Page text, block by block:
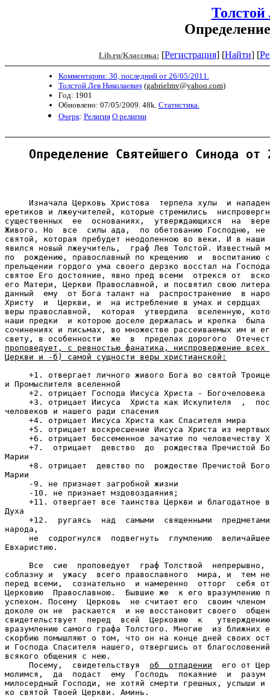
Lib.ru/Классика: [Регистрация] [Найти] [
Комментарии: 30, последний от 26/05/2011.
Толстой Лев Николаевич (gabrielmv@yahoo.com)
Год: 1901
Обновлено: 07/05/2009. 48k. Статистика.
Очерк: Религия О религии
Определение Святейшего Синода
Изначала Церковь Христова  терпела хулы  и
еретиков и лжеучителей, которые стремились
существенных  ее  основаниях,  утверждающихся  на
Живого. Но  все  силы ада,  по обетованию Господню, не
святой, которая пребудет неодоленною во веки. И в наши
явился новый лжеучитель,  граф Лев Толстой. Известный
по  рождению, православный по крещению  и  воспитанию
прельщении гордого ума своего дерзко восстал на
святое Его достояние, явно пред всеми  отрекся от
его Матери, Церкви Православной, и посвятил свою
данный  ему  от Бога талант на  распространение  в
Христу  и  Церкви, и  на истребление в умах и сердцах
веры православной,  которая  утвердила  вселенную,
наши предки  и которою доселе держалась и крепка
сочинениях и письмах, во множестве рассеиваемых им и
свету, в особенности  же  в  пределах дорогого
проповедует, с ревностью фанатика, ниспровержение всех
Церкви и -б) самой сущности веры христианской:
+1. отвергает личного живого Бога во святой
и Промыслителя вселенной
     +2. отрицает Господа Иисуса Христа - Богочеловека
+3. отрицает Иисуса  Христа как Искупителя  ,
человеков и нашего ради спасения
     +4. отрицает Иисуса Христа как Спасителя мира
     +5. отрицает воскресшение Иисуса Христа из мертвых
+6. отрицает бессеменное зачатие по человечеству
+7.  отрицает  девство  до  рождества Пречистой
Марии
+8. отрицает  девство по  рождестве Пречистой
Марии
     -9. не признает загробной жизни
     -10. не признает мздовоздаяния;
+11. отвергает все таинства Церкви и благодатное
Духа
+12.  ругаясь  над  самыми  священными
народа,
не  содрогнулся  подвегнуть  глумлению
Евхаристию.
Все  сие  проповедует  граф Толствой  непрерывно,
соблазну и  ужасу  всего православного  мира, и  тем
перед всеми,  сознательно  и намеренно  отторг  себя
Церковию  Православною.  Бывшие же  к его вразумлению
успехом. Посему  Церковь  не считает его  своим
доколе он не  раскается  и не восстановит своего
свидетельствует  перед  всей  Церковию  к
вразумлению самого графа Толстого. Многие  из ближних
скорбию помышляют о том, что он на конце дней своих
и Господа Спасителя нашего, отвергшись от
всякого общения с нею.
     Посему,  свидетельствуя
об  отпадении
его от
молимся,  да  подаст  ему  Господь  покаяние  и
милосердный Господи, не хотяй смерти грешных, услыши
ко святой Твоей Церкви. Аминь.